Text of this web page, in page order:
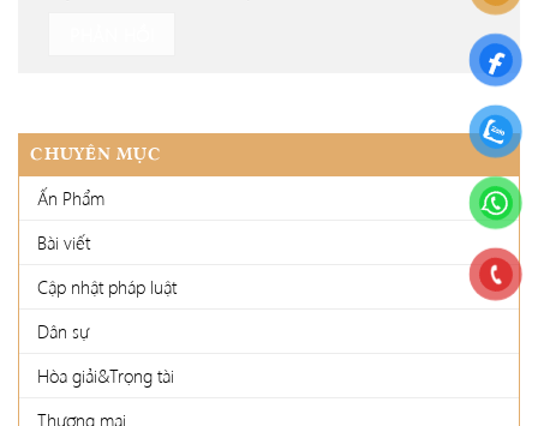
CHUYÊN MỤC
Ấn Phẩm
Bài viết
Cập nhật pháp luật
Dân sự
Hòa giải&Trọng tài
Thương mại